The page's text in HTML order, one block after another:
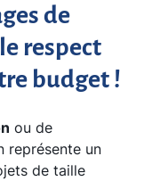
de
respect
budget !
ou de
représente un
de taille